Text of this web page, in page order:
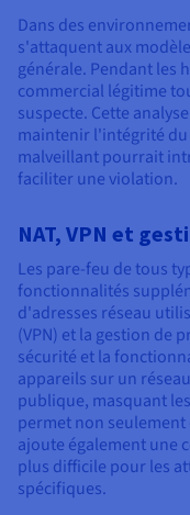
Dans des
s'attaquent aux
générale. Pendant les
commercial légitime
suspecte. Cette
maintenir l'intégrité du
malveillant pourrait
faciliter une violation.
NAT, VPN et
Les pare-feu de tous
fonctionnalités
d'adresses réseau
(VPN) et la gestion de
sécurité et la
appareils sur un
publique, masquant
permet non seulement
ajoute également une
plus difficile pour les
spécifiques.